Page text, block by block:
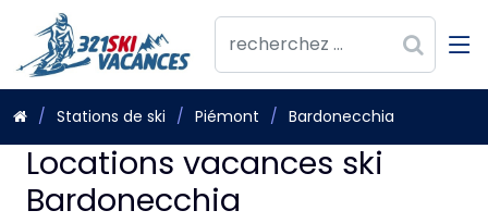
Stations de ski Piémont Bardonecchia
Locations vacances ski
Bardonecchia